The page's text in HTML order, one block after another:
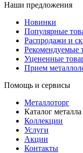
Наши предложения
Новинки
Популярные
Распродажи и
Рекомендуемые
Уцененные
Прием
Помощь и сервисы
Металлоторг
Каталог металла
Коллекции
Услуги
Акции
Контакты